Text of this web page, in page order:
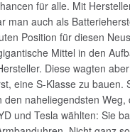
für alle. Mit
man auch als
Position für diesen
Mittel in den
Diese wagten
eine S-Klasse zu bauen.
den naheliegendsten Weg,
und Tesla wählten: Sie